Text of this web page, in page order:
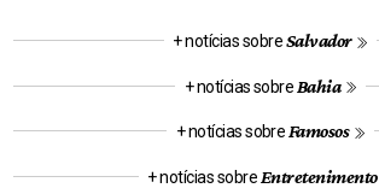
+ notícias sobreSalvador
+ notícias sobre Bahia
+ notícias sobre Famosos
+ notícias sobre Entretenimento